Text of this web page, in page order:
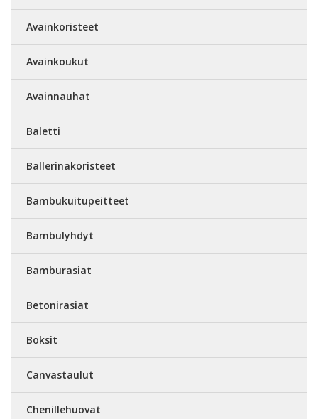
Avainkoristeet
Avainkoukut
Avainnauhat
Baletti
Ballerinakoristeet
Bambukuitupeitteet
Bambulyhdyt
Bamburasiat
Betonirasiat
Boksit
Canvastaulut
Chenillehuovat